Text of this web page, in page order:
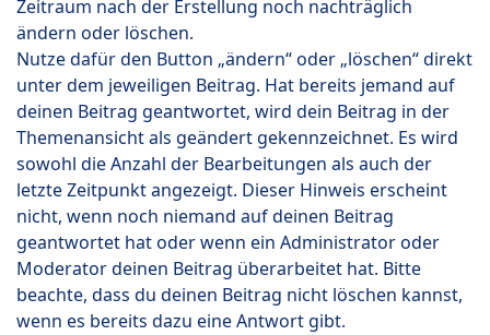
Zeitraum nach der Erstellung noch nachträglich
ändern oder löschen.
Nutze dafür den Button „ändern“ oder „löschen“ direkt
unter dem jeweiligen Beitrag. Hat bereits jemand auf
deinen Beitrag geantwortet, wird dein Beitrag in der
Themenansicht als geändert gekennzeichnet. Es wird
sowohl die Anzahl der Bearbeitungen als auch der
letzte Zeitpunkt angezeigt. Dieser Hinweis erscheint
nicht, wenn noch niemand auf deinen Beitrag
geantwortet hat oder wenn ein Administrator oder
Moderator deinen Beitrag überarbeitet hat. Bitte
beachte, dass du deinen Beitrag nicht löschen kannst,
wenn es bereits dazu eine Antwort gibt.